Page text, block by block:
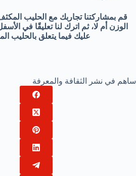
قم بمشاركتنا تجاربك مع الحليب
الوزن أم لا، ثم اترك لنا تعليقًا في
عليك فيما يتعلق بالحليب
ساهم في نشر الثقافة والمعرفة